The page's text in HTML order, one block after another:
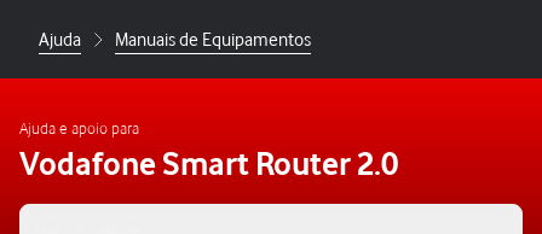
Ajuda Manuais de Equipamentos
Ajuda e apoio para
Vodafone Smart Router 2.0